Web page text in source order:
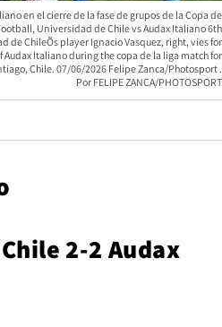
en el cierre de la fase de grupos de la Copa de
Universidad de Chile vs Audax Italiano 6th
de ChileÕs player Ignacio Vasquez, right, vies for
Italiano during the copa de la liga match for
Chile. 07/06/2026 Felipe Zanca/Photosport
FELIPE ZANCA/PHOTOSPORT
2-2 Audax